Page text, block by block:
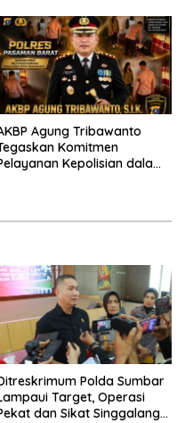
Perlengkapan Keselamatan
Agung Tribawanto
Komitmen
Kepolisian dalam
Polda Sumbar
Target, Operasi
dan Sikat Singgalang